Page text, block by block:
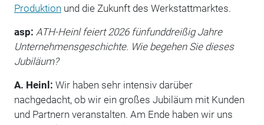
Produktion und die Zukunft des Werkstattmarktes.
asp: ATH-Heinl feiert 2026 fünfunddreißig Jahre
Unternehmensgeschichte. Wie begehen Sie dieses
Jubiläum?
A. Heinl: Wir haben sehr intensiv darüber
nachgedacht, ob wir ein großes Jubiläum mit Kunden
und Partnern veranstalten. Am Ende haben wir uns